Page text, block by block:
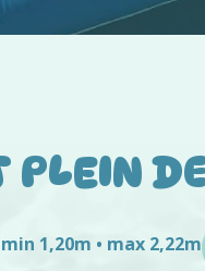
min 1,20m • max 2,22m